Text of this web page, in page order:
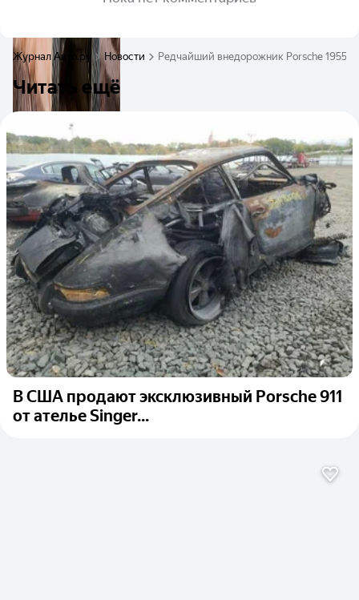
Журнал Авто.ру Новости Редчайший внедорожник Porsche 1955
Читать ещё
В США продают эксклюзивный Porsche 911
от ателье Singer...